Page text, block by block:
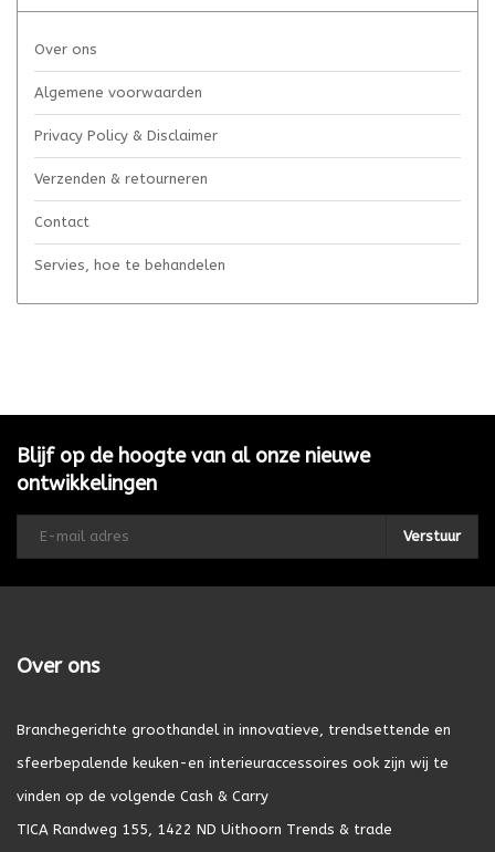
Over ons
Algemene voorwaarden
Privacy Policy & Disclaimer
Verzenden & retourneren
Contact
Servies, hoe te behandelen
Blijf op de hoogte van al onze nieuwe
ontwikkelingen
Verstuur
Over ons
Branchegerichte groothandel in innovatieve, trendsettende en
sfeerbepalende keuken-en interieuraccessoires ook zijn wij te
vinden op de volgende Cash & Carry
TICA Randweg 155, 1422 ND Uithoorn Trends & trade